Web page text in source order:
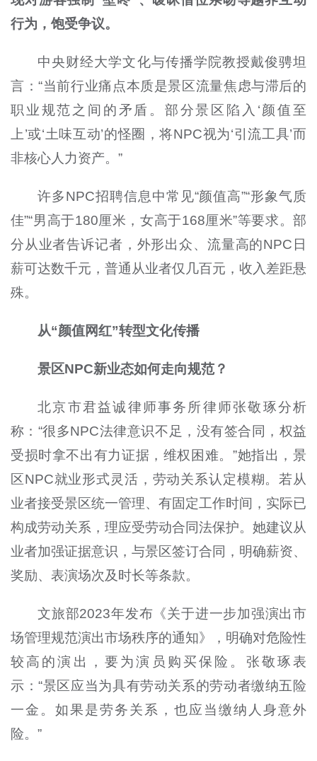
行为，饱受争议。
中央财经大学文化与传播学院教授戴俊骋坦
言：“当前行业痛点本质是景区流量焦虑与滞后的
职业规范之间的矛盾。部分景区陷入‘颜值至
上’或‘土味互动’的怪圈，将NPC视为‘引流工具’而
非核心人力资产。”
许多NPC招聘信息中常见“颜值高”“形象气质
佳”“男高于180厘米，女高于168厘米”等要求。部
分从业者告诉记者，外形出众、流量高的NPC日
薪可达数千元，普通从业者仅几百元，收入差距悬
殊。
从“颜值网红”转型文化传播
景区NPC新业态如何走向规范？
北京市君益诚律师事务所律师张敬琢分析
称：“很多NPC法律意识不足，没有签合同，权益
受损时拿不出有力证据，维权困难。”她指出，景
区NPC就业形式灵活，劳动关系认定模糊。若从
业者接受景区统一管理、有固定工作时间，实际已
构成劳动关系，理应受劳动合同法保护。她建议从
业者加强证据意识，与景区签订合同，明确薪资、
奖励、表演场次及时长等条款。
文旅部2023年发布《关于进一步加强演出市
场管理规范演出市场秩序的通知》，明确对危险性
较高的演出，要为演员购买保险。张敬琢表
示：“景区应当为具有劳动关系的劳动者缴纳五险
一金。如果是劳务关系，也应当缴纳人身意外
险。”